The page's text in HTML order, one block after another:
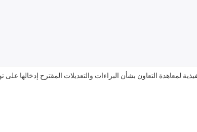
لمعاهدة التعاون بشأن البراءات والتعديلات المقترح إدخالها